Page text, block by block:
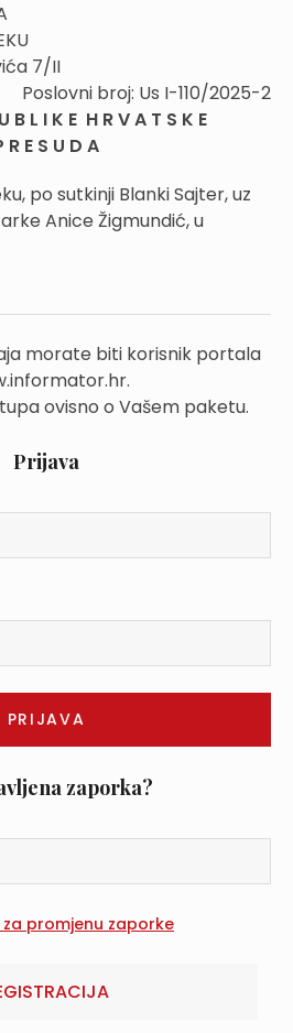
7/II
Poslovni broj: Us I-110/2025-2
B L I K E H R V A T S K E
R E S U D A
po sutkinji Blanki Sajter, uz
Anice Žigmundić, u
morate biti korisnik portala
ovisno o Vašem paketu.
Prijava
zaporka?